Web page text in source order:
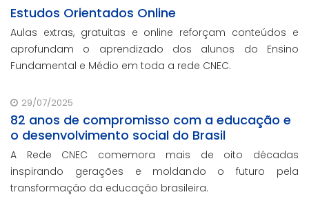
Estudos Orientados Online
Aulas extras, gratuitas e online reforçam conteúdos e
aprofundam o aprendizado dos alunos do Ensino
Fundamental e Médio em toda a rede CNEC.
29/07/2025
82 anos de compromisso com a educação e
o desenvolvimento social do Brasil
A Rede CNEC comemora mais de oito décadas
inspirando gerações e moldando o futuro pela
transformação da educação brasileira.